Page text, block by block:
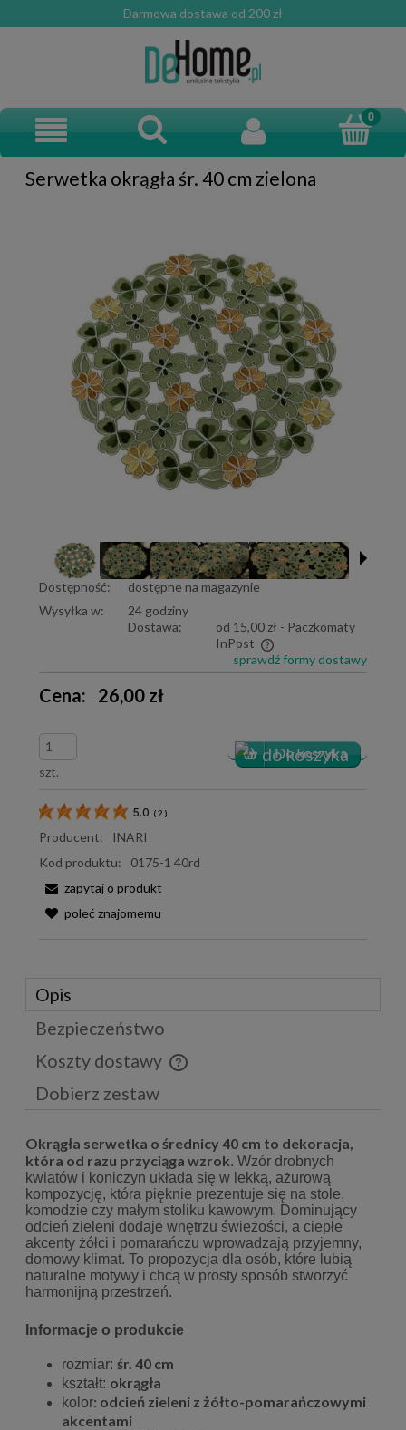
Darmowa dostawa od 200 zł
Serwetka okrągła śr. 40 cm zielona
Dostępność:
dostępne na magazynie
Wysyłka w:
24 godziny
Dostawa:
od 15,00 zł - Paczkomaty
InPost
Cena nie zawiera ewentualnych kosztów płatności
sprawdź formy dostawy
Cena: 26,00 zł
szt.
5.0 ( 2 )
Producent:
INARI
Kod produktu:
0175-1 40rd
zapytaj o produkt
poleć znajomemu
Opis
Bezpieczeństwo
Koszty dostawy
Cena nie zawiera ewentualnych kosztów płatności
Dobierz zestaw
Okrągła serwetka o średnicy 40 cm to dekoracja,
która od razu przyciąga wzrok. Wzór drobnych
kwiatów i koniczyn układa się w lekką, ażurową
kompozycję, która pięknie prezentuje się na stole,
komodzie czy małym stoliku kawowym. Dominujący
odcień zieleni dodaje wnętrzu świeżości, a ciepłe
akcenty żółci i pomarańczu wprowadzają przyjemny,
domowy klimat. To propozycja dla osób, które lubią
naturalne motywy i chcą w prosty sposób stworzyć
harmonijną przestrzeń.
Informacje o produkcie
rozmiar: śr. 40 cm
kształt: okrągła
kolor: odcień zieleni z żółto-pomarańczowymi
akcentami